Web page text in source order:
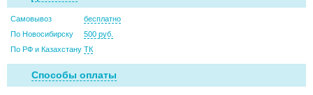
Самовывоз
бесплатно
По Новосибирску
500 руб.
По РФ и Казахстану ТК
Способы оплаты